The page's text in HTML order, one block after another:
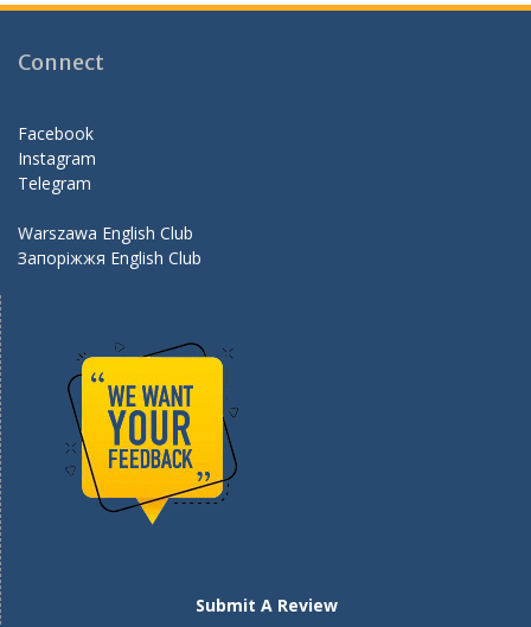
b
o
k
gr er d
Connect
Facebook
Instagram
Telegram
Warszawa English Club
Запоріжжя English Club
Submit A Review